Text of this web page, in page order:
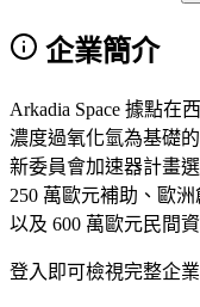
企業簡介
Arkadia Space 據點在
濃度過氧化氫為基礎
新委員會加速器計畫
250 萬歐元補助、歐
以及 600 萬歐元民間
登入即可檢視完整企